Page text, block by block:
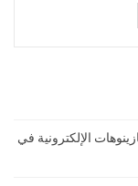
الإلكترونية في